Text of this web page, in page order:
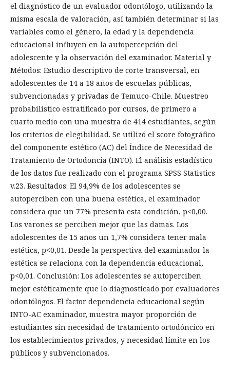
el diagnóstico de un evaluador odontólogo, utilizando la
misma escala de valoración, así también determinar si las
variables como el género, la edad y la dependencia
educacional influyen en la autopercepción del
adolescente y la observación del examinador. Material y
Métodos: Estudio descriptivo de corte transversal, en
adolescentes de 14 a 18 años de escuelas públicas,
subvencionadas y privadas de Temuco-Chile. Muestreo
probabilístico estratificado por cursos, de primero a
cuarto medio con una muestra de 414 estudiantes, según
los criterios de elegibilidad. Se utilizó el score fotográfico
del componente estético (AC) del Índice de Necesidad de
Tratamiento de Ortodoncia (INTO). El análisis estadístico
de los datos fue realizado con el programa SPSS Statistics
v.23. Resultados: El 94,9% de los adolescentes se
autoperciben con una buena estética, el examinador
considera que un 77% presenta esta condición, p<0,00.
Los varones se perciben mejor que las damas. Los
adolescentes de 15 años un 1,7% considera tener mala
estética, p<0,01. Desde la perspectiva del examinador la
estética se relaciona con la dependencia educacional,
p<0,01. Conclusión: Los adolescentes se autoperciben
mejor estéticamente que lo diagnosticado por evaluadores
odontólogos. El factor dependencia educacional según
INTO-AC examinador, muestra mayor proporción de
estudiantes sin necesidad de tratamiento ortodóncico en
los establecimientos privados, y necesidad límite en los
públicos y subvencionados.